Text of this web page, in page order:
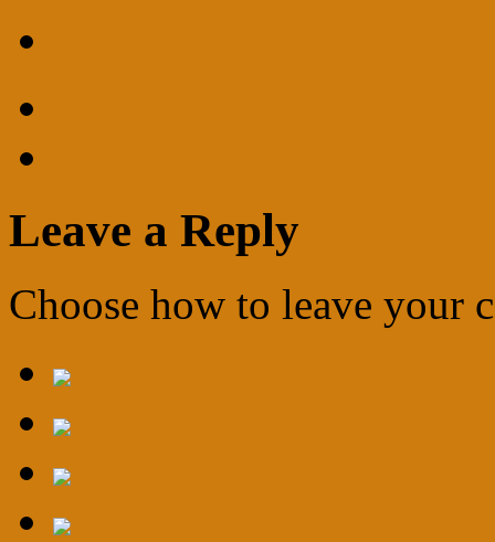
Leave a Reply
Choose how to leave your